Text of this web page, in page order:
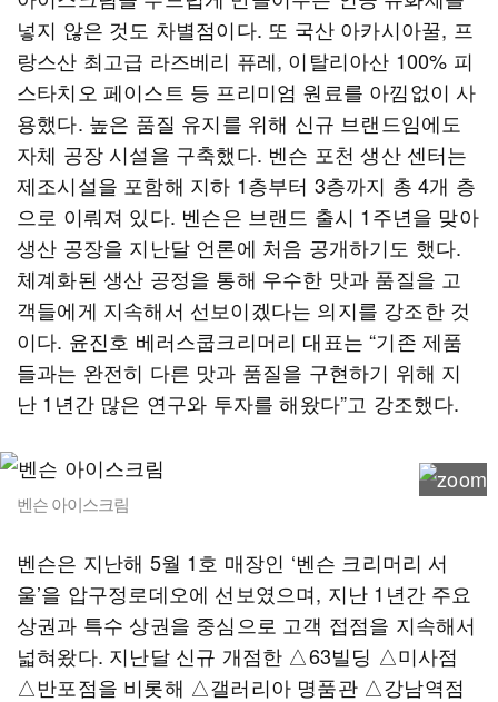
넣지 않은 것도 차별점이다. 또 국산 아카시아꿀, 프
랑스산 최고급 라즈베리 퓨레, 이탈리아산 100% 피
스타치오 페이스트 등 프리미엄 원료를 아낌없이 사
용했다. 높은 품질 유지를 위해 신규 브랜드임에도
자체 공장 시설을 구축했다. 벤슨 포천 생산 센터는
제조시설을 포함해 지하 1층부터 3층까지 총 4개 층
으로 이뤄져 있다. 벤슨은 브랜드 출시 1주년을 맞아
생산 공장을 지난달 언론에 처음 공개하기도 했다.
체계화된 생산 공정을 통해 우수한 맛과 품질을 고
객들에게 지속해서 선보이겠다는 의지를 강조한 것
이다. 윤진호 베러스쿱크리머리 대표는 “기존 제품
들과는 완전히 다른 맛과 품질을 구현하기 위해 지
난 1년간 많은 연구와 투자를 해왔다”고 강조했다.
벤슨 아이스크림
벤슨은 지난해 5월 1호 매장인 ‘벤슨 크리머리 서
울’을 압구정로데오에 선보였으며, 지난 1년간 주요
상권과 특수 상권을 중심으로 고객 접점을 지속해서
넓혀왔다. 지난달 신규 개점한 △63빌딩 △미사점
△반포점을 비롯해 △갤러리아 명품관 △강남역점